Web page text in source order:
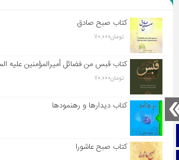
صفحه نخست
کتاب صبح صادق
تومان70,000
کتاب قبس من فضائل أميرالمؤمنين علیه
تومان70,000
کتاب دیدارها و رهنمودها
کتاب صبح عاشورا